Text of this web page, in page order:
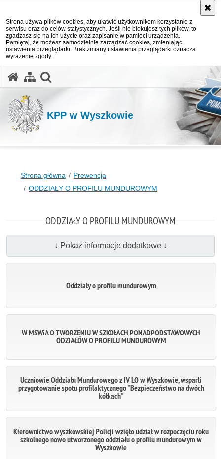
Strona używa plików cookies, aby ułatwić użytkownikom korzystanie z
serwisu oraz do celów statystycznych. Jeśli nie blokujesz tych plików, to
zgadzasz się na ich użycie oraz zapisanie w pamięci urządzenia.
Pamiętaj, że możesz samodzielnie zarządzać cookies, zmieniając
ustawienia przeglądarki. Brak zmiany ustawienia przeglądarki oznacza
wyrażenie zgody.
KPP w Wyszkowie
Strona główna
Prewencja
ODDZIAŁY O PROFILU MUNDUROWYM
ODDZIAŁY O PROFILU MUNDUROWYM
↓ Pokaż informacje dodatkowe ↓
Oddziały o profilu mundurowym
W MSWiA O TWORZENIU W SZKOŁACH PONADPODSTAWOWYCH
ODZIAŁÓW O PROFILU MUNDUROWYM
Uczniowie Oddziału Mundurowego z IV LO w Wyszkowie, wsparli
przygotowanie spotu profilaktycznego "Bezpieczeństwo na dwóch
kółkach"
Kierownictwo wyszkowskiej Policji wzięło udział w rozpoczęciu roku
szkolnego nowo utworzonego oddziału o profilu mundurowym w
Wyszkowie